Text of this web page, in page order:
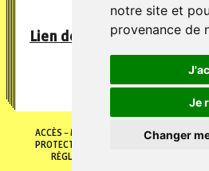
notre site et
provenance de
Je
Changer
Lien de l'enquête.
ACCÈS MENTIONS LÉGALES POLITIQUE
PROTECTION DES DONNÉES
GÉRER
RÉGLEMENT INTÉRIEUR